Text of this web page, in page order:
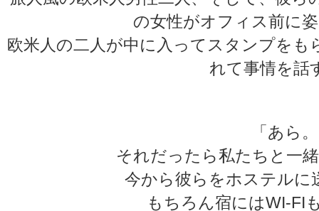
の女性がオフィス前に
欧米人の二人が中に入ってスタンプを
れて事情を話
「あら。
それだったら私たちと一
今から彼らをホステルに
もちろん宿にはWI-FI